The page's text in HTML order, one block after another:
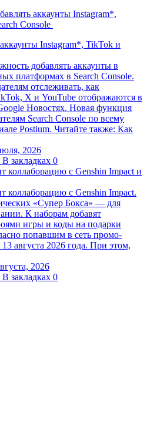
Instagram*, TikTok и
добавлять аккаунты в
платформах в Search Console.
отслеживать, как
X и YouTube отображаются в
Новостях. Новая функция
Search Console по всему
Postium. Читайте также: Как
2026
В закладках 0
коллаборацию с Genshin Impact и
коллаборацию с Genshin Impact.
«Супер Бокса» — для
К наборам добавят
игры и коды на подарки
попавшим в сеть промо-
августа 2026 года. При этом,
2026
В закладках 0